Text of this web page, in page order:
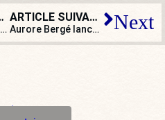
Thermostats connectés : « l’idée la plus bête de l’hiver » reportée à 2030
ARTICLE SUIVANT
Aurore Bergé lance 4.000 CV tests pour lutter contre les discriminations Next